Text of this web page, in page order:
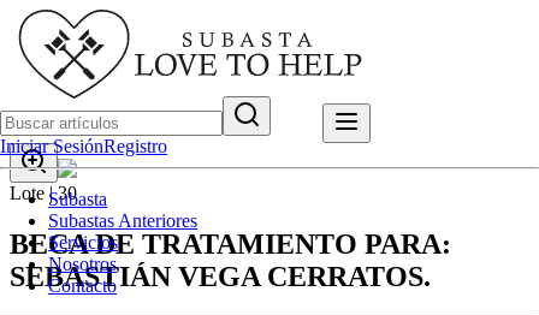
Iniciar SesiónRegistro
Subasta
Subastas Anteriores
Servicios
Nosotros
Contacto
Lote |30
BECA DE TRATAMIENTO PARA:
SEBASTIÁN VEGA CERRATOS.